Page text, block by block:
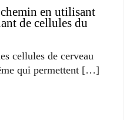
en utilisant
de cellules du
cellules de cerveau
qui permettent